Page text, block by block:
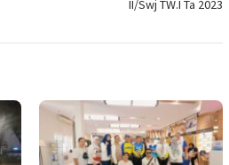
II/Swj TW.I Ta 2023